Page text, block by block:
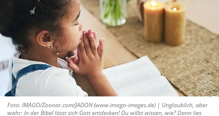
Foto: IMAGO/Zoonar.com/JADON (www.imago-images.de) | Unglaublich, aber
wahr: In der Bibel lässt sich Gott entdecken! Du willst wissen, wie? Dann lies